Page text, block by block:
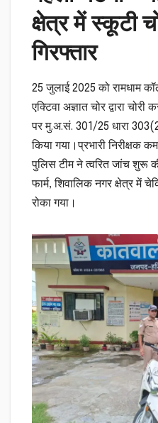
क्षेत्र में स्कूटी
गिरफ्तार
25 जुलाई 2025 को रामधाम
एक्टिवा अज्ञात चोर द्वारा
पर मु.अ.सं. 301/25 धारा
किया गया।प्रभारी निरीक्षक
पुलिस टीम ने त्वरित जांच शुरू
फार्म, शिवालिक नगर क्षेत्र में
रोका गया।